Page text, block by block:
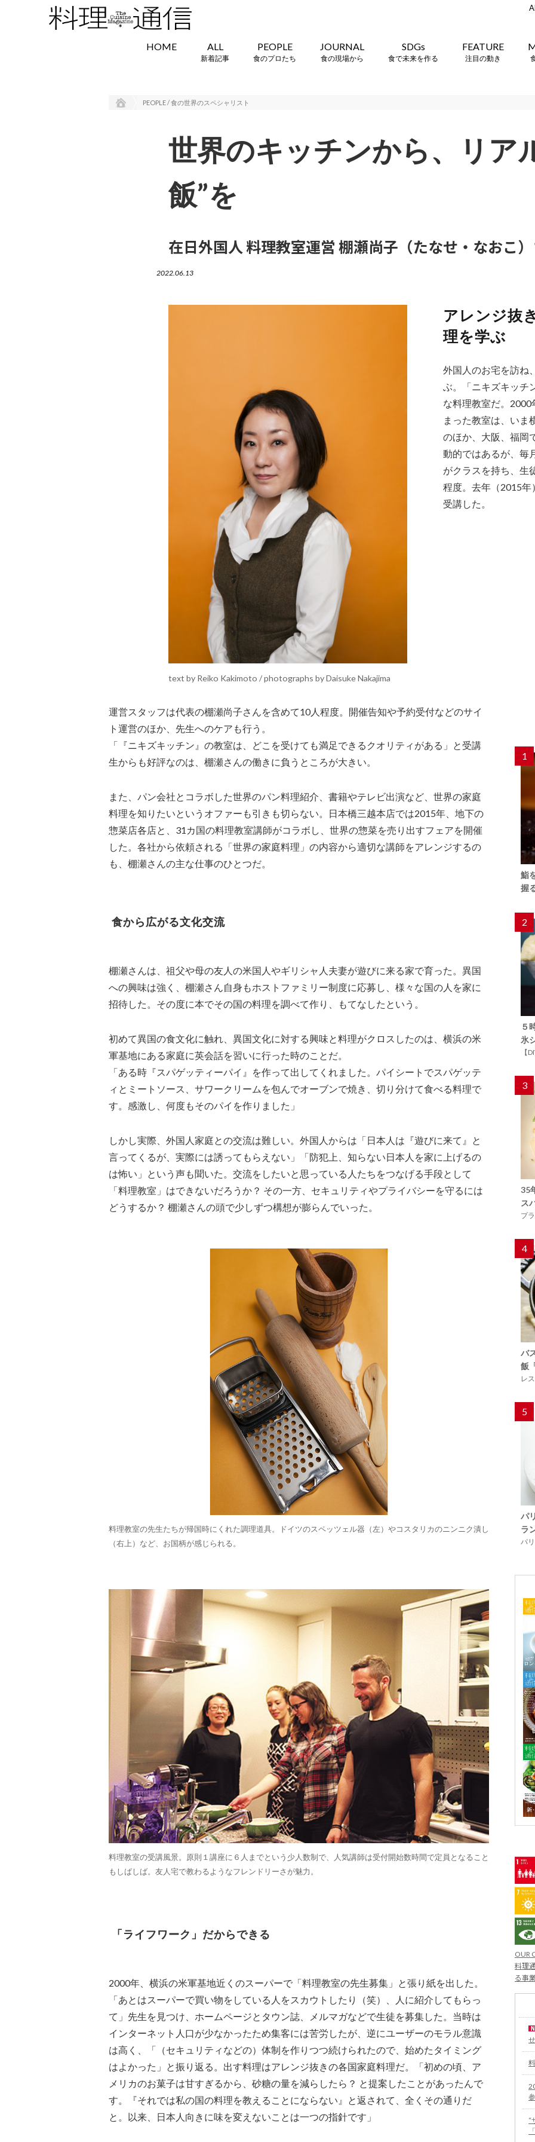
HOME ALL
新着記事
PEOPLE
食のプロたち
JOURNAL
食の現場から
SDGs
食で未来を作る
FEATURE
注目の動き
PEOPLE / 食の世界のスペシャリスト
世界のキッチンから、リア
飯”を
在日外国人 料理教室運営 棚瀬尚子（たなせ・なおこ
2022.06.13
text by Reiko Kakimoto / photographs by Daisuke Nakajima
アレンジ抜
理を学ぶ
外国人のお宅を訪ね
ぶ。「ニキズキッチ
な料理教室だ。
まった教室は、いま
のほか、大阪、福岡
動的ではあるが、毎
がクラスを持ち、生
程度。去年（2015
受講した。
運営スタッフは代表の棚瀬尚子さんを含めて10人程度。開催告知や予約受付などのサイ
ト運営のほか、先生へのケアも行う。
「『ニキズキッチン』の教室は、どこを受けても満足できるクオリティがある」と受講
生からも好評なのは、棚瀬さんの働きに負うところが大きい。
また、パン会社とコラボした世界のパン料理紹介、書籍やテレビ出演など、世界の家庭
料理を知りたいというオファーも引きも切らない。日本橋三越本店では2015年、地下の
惣菜店各店と、31カ国の料理教室講師がコラボし、世界の惣菜を売り出すフェアを開催
した。各社から依頼される「世界の家庭料理」の内容から適切な講師をアレンジするの
も、棚瀬さんの主な仕事のひとつだ。
食から広がる文化交流
棚瀬さんは、祖父や母の友人の米国人やギリシャ人夫妻が遊びに来る家で育った。異国
への興味は強く、棚瀬さん自身もホストファミリー制度に応募し、様々な国の人を家に
招待した。その度に本でその国の料理を調べて作り、もてなしたという。
初めて異国の食文化に触れ、異国文化に対する興味と料理がクロスしたのは、横浜の米
軍基地にある家庭に英会話を習いに行った時のことだ。
「ある時『スパゲッティーパイ』を作って出してくれました。パイシートでスパゲッテ
ィとミートソース、サワークリームを包んでオーブンで焼き、切り分けて食べる料理で
す。感激し、何度もそのパイを作りました」
しかし実際、外国人家庭との交流は難しい。外国人からは「日本人は『遊びに来て』と
言ってくるが、実際には誘ってもらえない」「防犯上、知らない日本人を家に上げるの
は怖い」という声も聞いた。交流をしたいと思っている人たちをつなげる手段として
「料理教室」はできないだろうか？ その一方、セキュリティやプライバシーを守るには
どうするか？ 棚瀬さんの頭で少しずつ構想が膨らんでいった。
料理教室の先生たちが帰国時にくれた調理道具。ドイツのスペッツェル器（左）やコスタリカのニンニク潰し
（右上）など、お国柄が感じられる。
料理教室の受講風景。原則１講座に６人までという少人数制で、人気講師は受付開始数時間で定員となること
もしばしば。友人宅で教わるようなフレンドリーさが魅力。
「ライフワーク」だからできる
2000年、横浜の米軍基地近くのスーパーで「料理教室の先生募集」と張り紙を出した。
「あとはスーパーで買い物をしている人をスカウトしたり（笑）、人に紹介してもらっ
て」先生を見つけ、ホームページとタウン誌、メルマガなどで生徒を募集した。当時は
インターネット人口が少なかったため集客には苦労したが、逆にユーザーのモラル意識
は高く、「（セキュリティなどの）体制を作りつつ続けられたので、始めたタイミング
はよかった」と振り返る。出す料理はアレンジ抜きの各国家庭料理だ。「初めの頃、ア
メリカのお菓子は甘すぎるから、砂糖の量を減らしたら？ と提案したことがあったんで
す。『それでは私の国の料理を教えることにならない』と返されて、全くその通りだ
と。以来、日本人向きに味を変えないことは一つの指針です」
1
鮨
握
2
５
氷
【
3
35
ス
プ
4
バ
飯
レ
5
パ
ラ
パ
OUR
料理
る事
せ
“